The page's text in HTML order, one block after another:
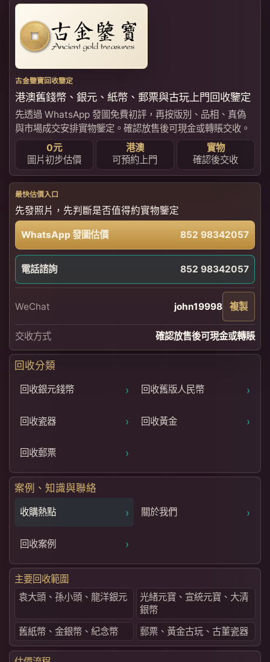
古金鑒寶回收鑒定
港澳舊錢幣、銀元、紙幣、郵票與古玩上門回收鑒定
先透過 WhatsApp 發圖免費初評，再按版別、品相、真偽
與市場成交安排實物鑒定。確認放售後可現金或轉賬交收。
0元
圖片初步估價
港澳
可預約上門
實物
確認後交收
最快估價入口
先發照片，先判斷是否值得約實物鑒定
WhatsApp 發圖估價 852 98342057
電話諮詢 852 98342057
WeChat john19998 複製
交收方式 確認放售後可現金或轉賬
回收分類
回收銀元錢幣 › 回收舊版人民幣 ›
回收瓷器 › 回收黃金 ›
回收郵票 ›
案例、知識與聯絡
收購熱點 › 關於我們 ›
回收案例 ›
主要回收範圍
袁大頭、孫小頭、龍洋銀元
光緒元寶、宣統元寶、大清
銀幣
舊紙幣、金銀幣、紀念幣
郵票、黃金古玩、古董瓷器